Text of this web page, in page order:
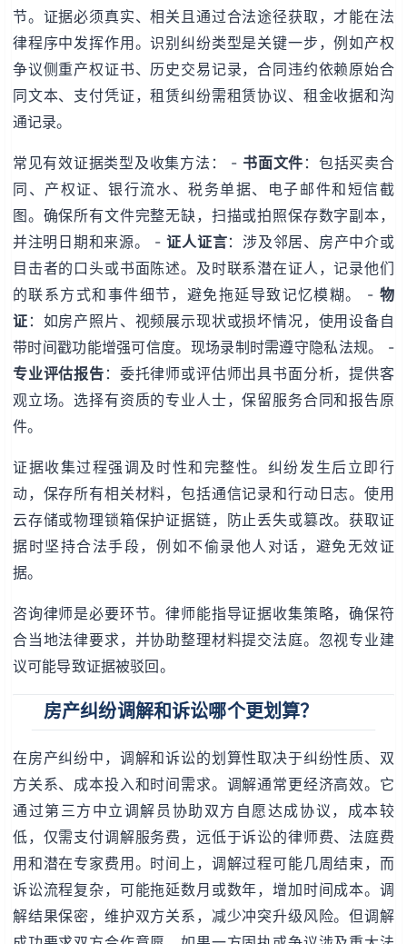
节。证据必须真实、相关且通过合法途径获取，才能在法
律程序中发挥作用。识别纠纷类型是关键一步，例如产权
争议侧重产权证书、历史交易记录，合同违约依赖原始合
同文本、支付凭证，租赁纠纷需租赁协议、租金收据和沟
通记录。
常见有效证据类型及收集方法： - 书面文件 ：包括买卖合
同、产权证、银行流水、税务单据、电子邮件和短信截
图。确保所有文件完整无缺，扫描或拍照保存数字副本，
并注明日期和来源。 -证人证言：涉及邻居、房产中介或
目击者的口头或书面陈述。及时联系潜在证人，记录他们
的联系方式和事件细节，避免拖延导致记忆模糊。 - 物
证 ：如房产照片、视频展示现状或损坏情况，使用设备自
带时间戳功能增强可信度。现场录制时需遵守隐私法规。 -
专业评估报告 ：委托律师或评估师出具书面分析，提供客
观立场。选择有资质的专业人士，保留服务合同和报告原
件。
证据收集过程强调及时性和完整性。纠纷发生后立即行
动，保存所有相关材料，包括通信记录和行动日志。使用
云存储或物理锁箱保护证据链，防止丢失或篡改。获取证
据时坚持合法手段，例如不偷录他人对话，避免无效证
据。
咨询律师是必要环节。律师能指导证据收集策略，确保符
合当地法律要求，并协助整理材料提交法庭。忽视专业建
议可能导致证据被驳回。
房产纠纷调解和诉讼哪个更划算？
在房产纠纷中，调解和诉讼的划算性取决于纠纷性质、双
方关系、成本投入和时间需求。调解通常更经济高效。它
通过第三方中立调解员协助双方自愿达成协议，成本较
低，仅需支付调解服务费，远低于诉讼的律师费、法庭费
用和潜在专家费用。时间上，调解过程可能几周结束，而
诉讼流程复杂，可能拖延数月或数年，增加时间成本。调
解结果保密，维护双方关系，减少冲突升级风险。但调解